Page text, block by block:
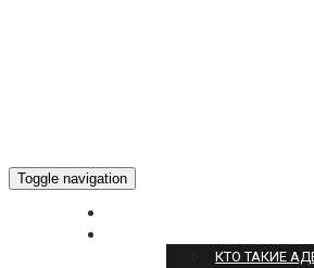
Toggle navigation
КТО ТАКИЕ